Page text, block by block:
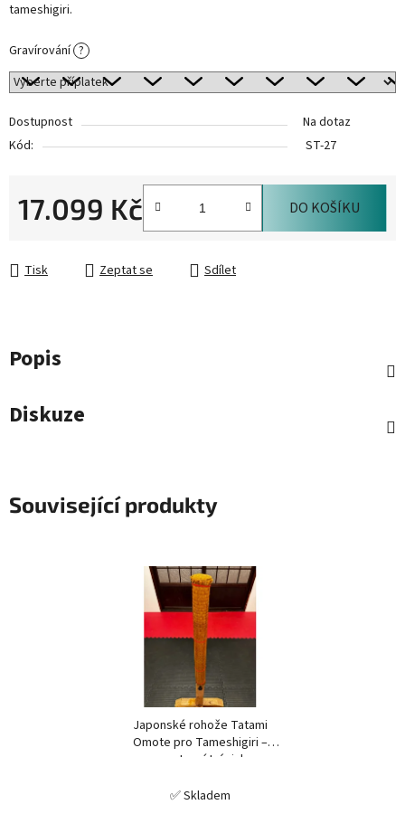
tameshigiri.
Gravírování ?
Dostupnost
Na dotaz
Kód:
ST-27
17.099 Kč DO KOŠÍKU
Tisk Zeptat se Sdílet
Popis
Diskuze
Související produkty
Japonské rohože Tatami
Omote pro Tameshigiri –
sportovní trénink
✅ Skladem